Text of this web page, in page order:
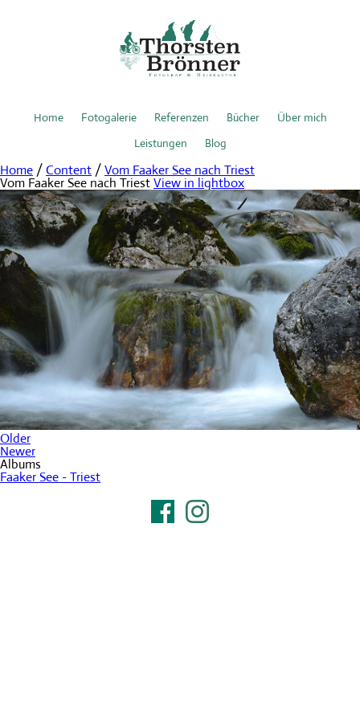
Home Fotogalerie Referenzen Bücher
Über mich
Leistungen
Blog
Home /Content /Vom Faaker See nach Triest
Vom Faaker See nach TriestView in lightbox
Older
Newer
Albums
Faaker See - Triest